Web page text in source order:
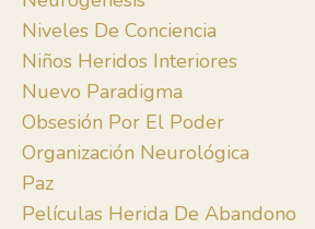
Niveles De Conciencia
Niños Heridos Interiores
Nuevo Paradigma
Obsesión Por El Poder
Organización Neurológica
Paz
Películas Herida De Abandono